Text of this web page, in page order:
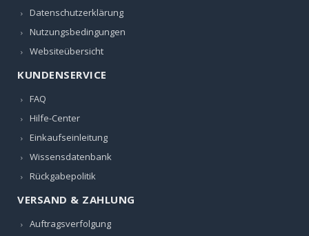
Datenschutzerklärung
Nutzungsbedingungen
Websiteübersicht
KUNDENSERVICE
FAQ
Hilfe-Center
Einkaufseinleitung
Wissensdatenbank
Rückgabepolitik
VERSAND & ZAHLUNG
Auftragsverfolgung